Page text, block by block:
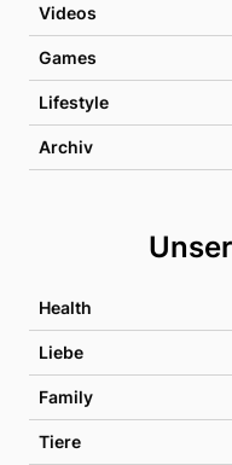
Videos
Games
Lifestyle
Archiv
Health
Liebe
Family
Tiere